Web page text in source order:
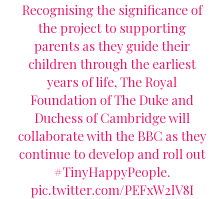
Recognising the significance of
the project to supporting
parents as they guide their
children through the earliest
years of life, The Royal
Foundation of The Duke and
Duchess of Cambridge will
collaborate with the BBC as they
continue to develop and roll out
#TinyHappyPeople.
pic.twitter.com/PEFxW2lV8I